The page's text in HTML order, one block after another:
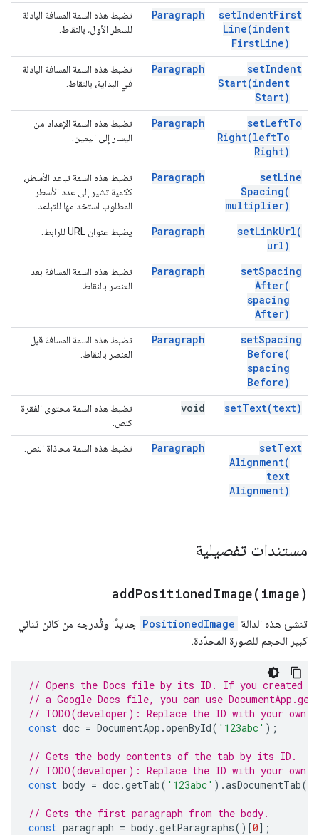
setIndentFirst
Line(indent
FirstLine)
Paragraph
تضبط هذه السمة المسافة البادئة
للسطر الأول، بالنقاط.
setIndent
Start(indent
Start)
Paragraph
تضبط هذه السمة المسافة البادئة
في البداية، بالنقاط.
setLeftTo
Right(leftTo
Right)
Paragraph
تضبط هذه السمة الإعداد من
اليسار إلى اليمين.
setLine
Spacing(
multiplier)
Paragraph
تضبط هذه السمة تباعد الأسطر،
ككمية تشير إلى عدد الأسطر
المطلوب استخدامها للتباعد.
setLinkUrl(
url)
Paragraph يضبط عنوان URL للرابط.
setSpacing
After(
spacing
After)
Paragraph
تضبط هذه السمة المسافة بعد
العنصر بالنقاط.
setSpacing
Before(
spacing
Before)
Paragraph
تضبط هذه السمة المسافة قبل
العنصر بالنقاط.
setText(text)
void
تضبط هذه السمة محتوى الفقرة
كنص.
setText
Alignment(
text
Alignment)
Paragraph تضبط هذه السمة محاذاة النص.
مستندات تفصيلية
addPositionedImage( image)
تنشئ هذه الدالة PositionedImage جديدًا وتُدرجه من كائن ثنائي
كبير الحجم للصورة المحدّدة.
// Opens the Docs file by its ID. If you created
// a Google Docs file, you can use
// TODO(developer): Replace the ID with your own.
const doc = DocumentApp .openById( '123abc' );
// Gets the body contents of the tab by its ID.
// TODO(developer): Replace the ID with your own.
const body = doc.getTab( '123abc' ).asDocumentTab().
// Gets the first paragraph from the body.
const paragraph = body.getParagraphs()[0];